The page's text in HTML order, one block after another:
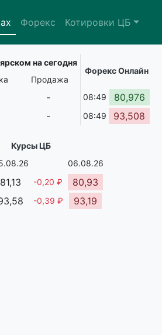
Форекс Котировки ЦБ
на сегодня
Форекс Онлайн
Продажа
- 08:49
80,976
- 08:49 93,508
Курсы ЦБ
06.08.26
81,13 -0,20 ₽
80,93
-0,39 ₽ 93,19